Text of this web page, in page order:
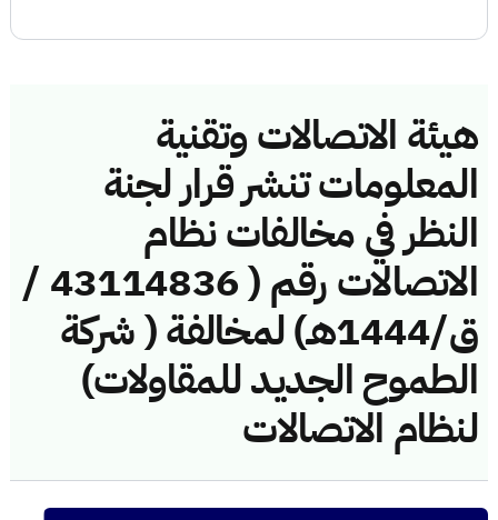
هيئة الاتصالات وتقنية
المعلومات تنشر قرار لجنة
النظر في مخالفات نظام
الاتصالات رقم ( 43114836 /
ق/1444هـ) لمخالفة ( شركة
الطموح الجديد للمقاولات)
لنظام الاتصالات